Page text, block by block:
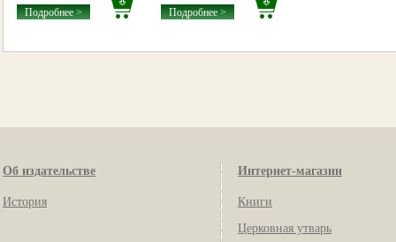
Подробнее > Подробнее >
Об издательстве
История
Интернет-магазин
Книги
Церковная утварь